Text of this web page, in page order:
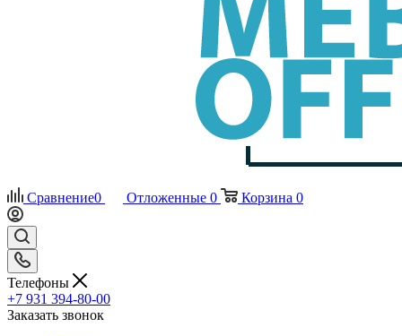
Сравнение0 Отложенные 0 Корзина 0
Телефоны
+7 931 394-80-00
Заказать звонок